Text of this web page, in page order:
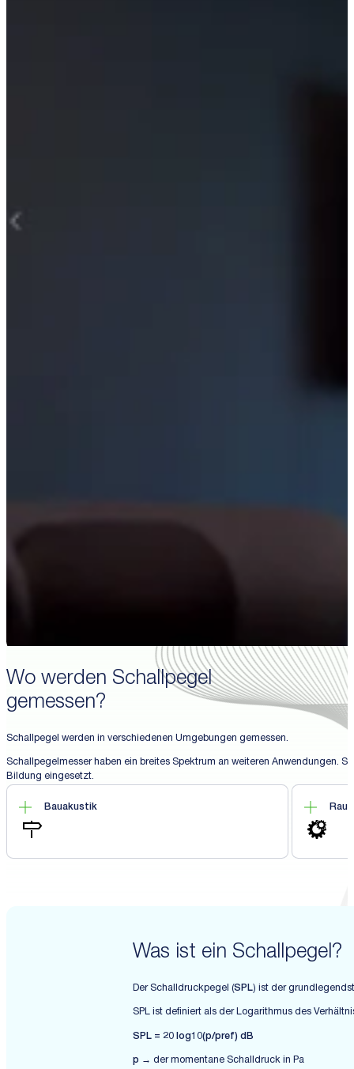
Wo werden Schallpegel
gemessen?
Schallpegel werden in verschiedenen Umgebungen gemessen.
Schallpegelmesser haben ein breites Spektrum an weiteren Anwendungen.
Bildung eingesetzt.
Bauakustik
Was ist ein Schallpegel?
Der Schalldruckpegel (SPL) ist der
SPL ist definiert als der Logarithmus des
SPL = 20 log10(p/pref) dB
p → der momentane Schalldruck in Pa